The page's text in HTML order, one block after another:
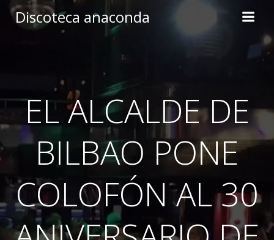
to
Discoteca anaconda
EL ALCALDE DE
BILBAO PONE
COLOFÓN AL 30